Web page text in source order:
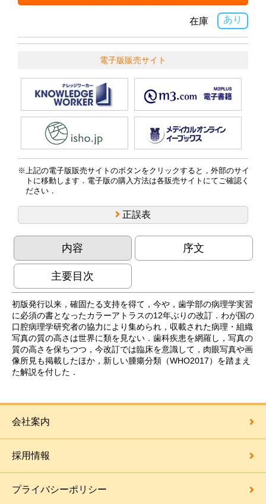
あり
在庫
電子版販売サイト
上記の電子版販売サイトのボタンをクリックすると，外部のサイ
トに移動します．電子版の購入方法は各販売サイトにてご確認く
ださい．
正誤表
内容 序文
主要目次
初版発行以来，確固たる支持を得て，今や，歯学部の病理学実習
に必須の書となったカラーアトラスの12年ぶりの改訂．わが国の
口腔病理学研究者の協力により集められ，収載された病理・組織
写真の質の高さは世界に類を見ない．歯科疾患を網羅し，写真の
質の高さを保ちつつ，今改訂では臨床を意識して，肉眼写真や画
像所見も掲載したほか，新しい腫瘍分類（WHO2017）を踏まえ
た解説を付した．
会社案内
採用情報
プライバシーポリシー